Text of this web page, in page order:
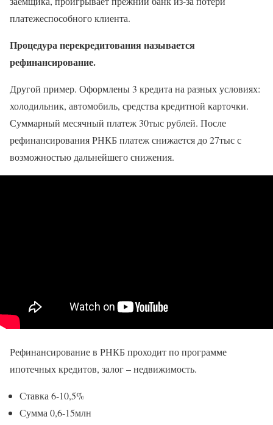
платежеспособного клиента.
Процедура перекредитования называется
рефинансирование.
Другой пример. Оформлены 3 кредита на разных условиях:
холодильник, автомобиль, средства кредитной карточки.
Суммарный месячный платеж 30тыс рублей. После
рефинансирования РНКБ платеж снижается до 27тыс с
возможностью дальнейшего снижения.
Рефинансирование в РНКБ проходит по программе
ипотечных кредитов, залог – недвижимость.
Ставка 6-10,5%
Сумма 0,6-15млн